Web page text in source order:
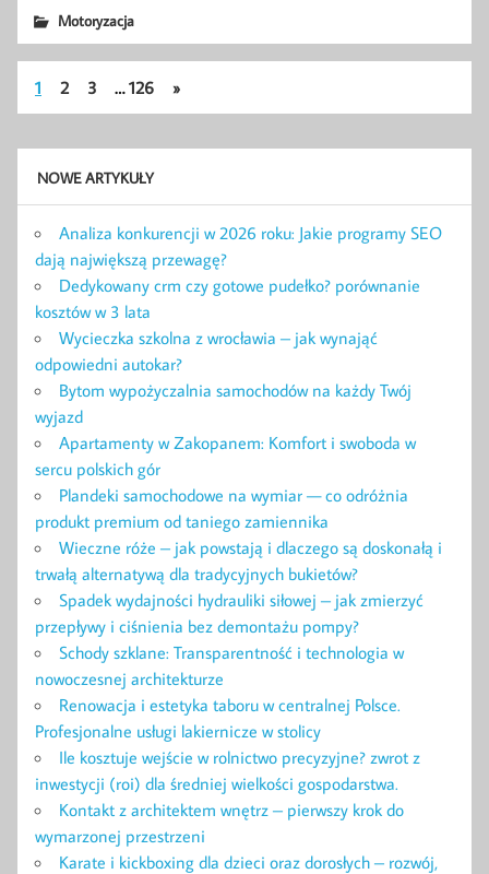
Motoryzacja
1 2 3 … 126 »
NOWE ARTYKUŁY
Analiza konkurencji w 2026 roku: Jakie programy SEO
dają największą przewagę?
Dedykowany crm czy gotowe pudełko? porównanie
kosztów w 3 lata
Wycieczka szkolna z wrocławia – jak wynająć
odpowiedni autokar?
Bytom wypożyczalnia samochodów na każdy Twój
wyjazd
Apartamenty w Zakopanem: Komfort i swoboda w
sercu polskich gór
Plandeki samochodowe na wymiar — co odróżnia
produkt premium od taniego zamiennika
Wieczne róże – jak powstają i dlaczego są doskonałą i
trwałą alternatywą dla tradycyjnych bukietów?
Spadek wydajności hydrauliki siłowej – jak zmierzyć
przepływy i ciśnienia bez demontażu pompy?
Schody szklane: Transparentność i technologia w
nowoczesnej architekturze
Renowacja i estetyka taboru w centralnej Polsce.
Profesjonalne usługi lakiernicze w stolicy
Ile kosztuje wejście w rolnictwo precyzyjne? zwrot z
inwestycji (roi) dla średniej wielkości gospodarstwa.
Kontakt z architektem wnętrz – pierwszy krok do
wymarzonej przestrzeni
Karate i kickboxing dla dzieci oraz dorosłych – rozwój,